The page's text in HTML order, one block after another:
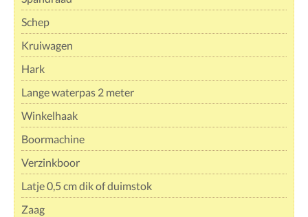
Schep
Kruiwagen
Hark
Lange waterpas 2 meter
Winkelhaak
Boormachine
Verzinkboor
Latje 0,5 cm dik of duimstok
Zaag